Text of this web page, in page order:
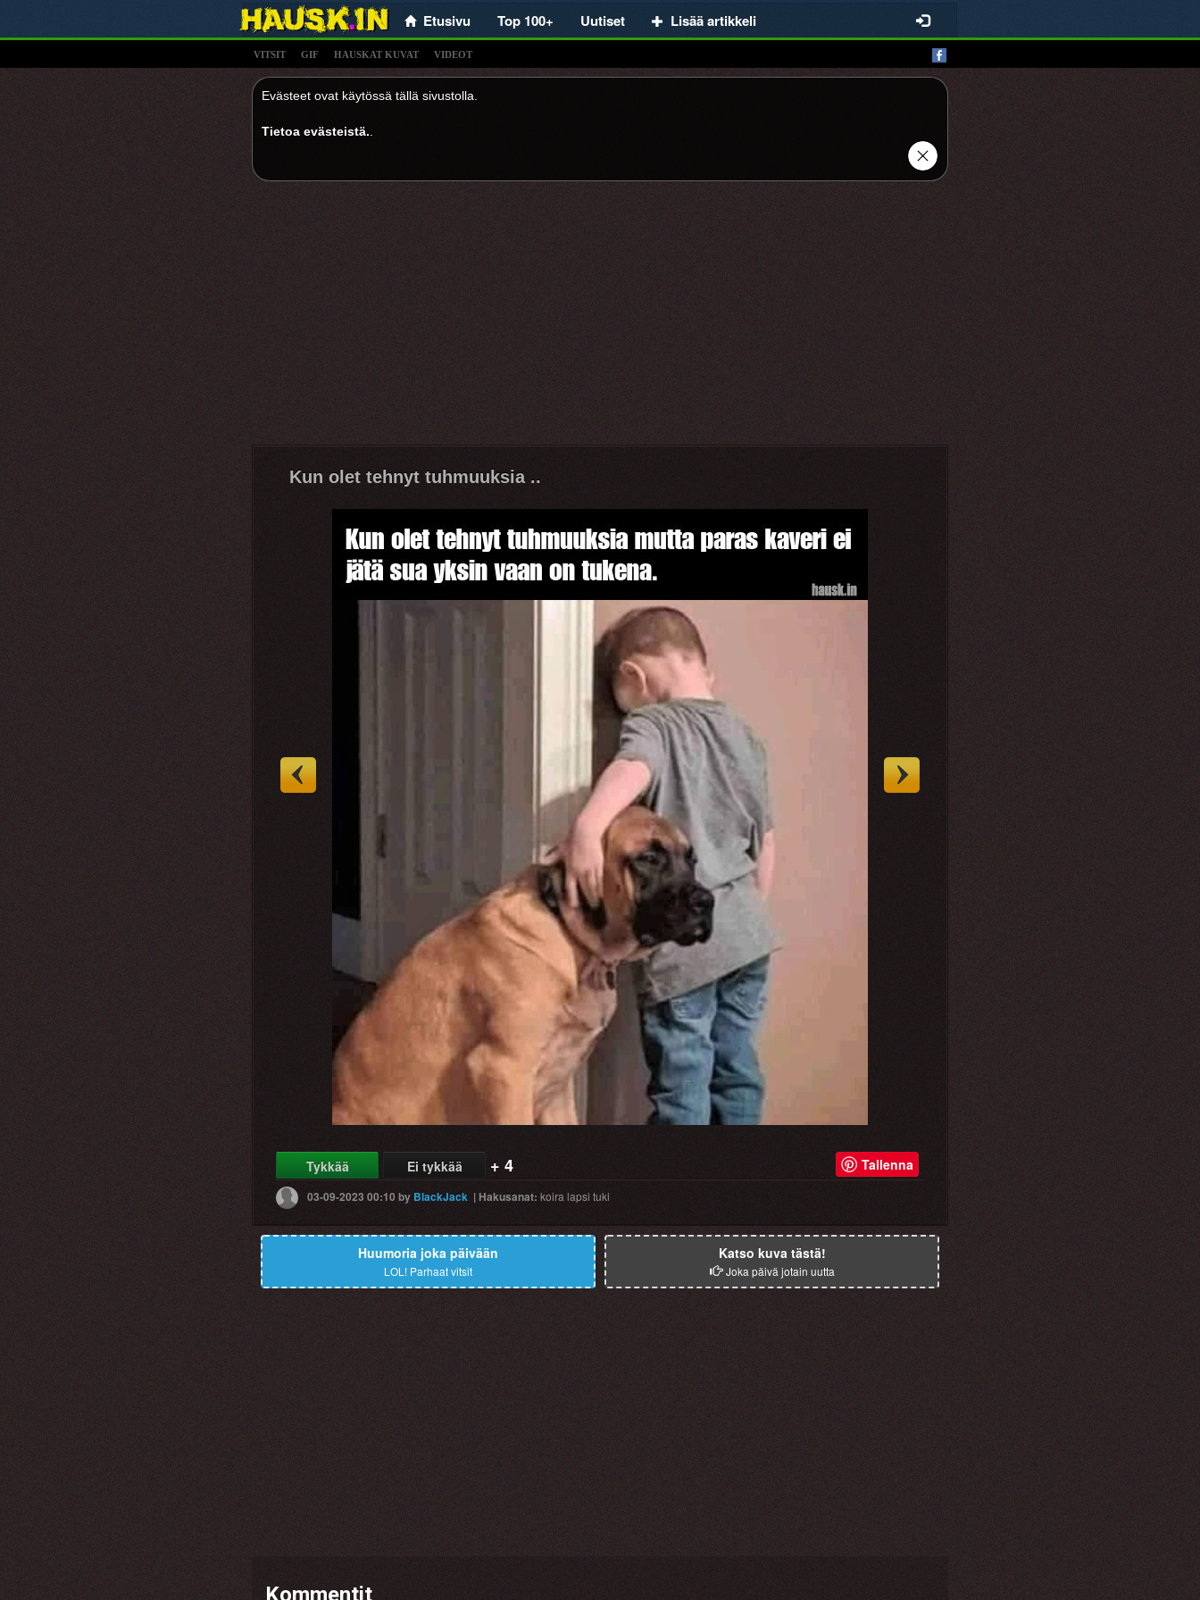
Etusivu Top 100+ Uutiset Lisää artikkeli
VITSIT GIF HAUSKAT KUVAT VIDEOT
Evästeet ovat käytössä tällä sivustolla.
Tietoa evästeistä.
Kun olet tehnyt tuhmuuksia ..
Tykkää Ei tykkää + 4 Tallenna
03-09-2023 00:10by BlackJack |Hakusanat: koira lapsi tuki
Huumoria joka päivään
LOL! Parhaat vitsit
Katso kuva tästä!
Joka päivä jotain uutta
Kommentit